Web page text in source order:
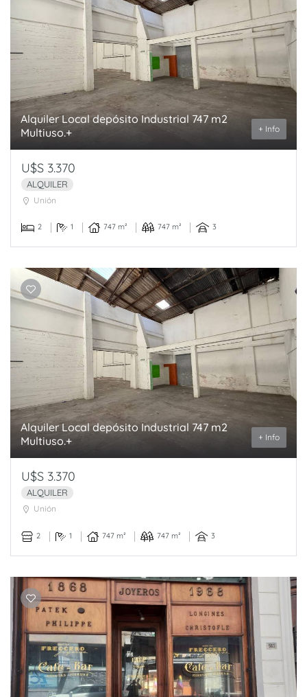
Alquiler Local depósito Industrial 747 m2
Multiuso.+
+ Info
U$S 3.370
ALQUILER
Unión
2 1 747 m² 747 m² 3
Alquiler Local depósito Industrial 747 m2
Multiuso.+
+ Info
U$S 3.370
ALQUILER
Unión
2 1 747 m² 747 m² 3